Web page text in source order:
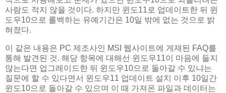
사람도 적지 않을 것이다. 하지만 윈도11로 업데이트한 뒤 윈
도우10으로 롤백하는 유예기간은 10일 밖에 없는 것으로 밝
혀졌다.
이 같은 내용은 PC 제조사인 MSI 웹사이트에 게재된 FAQ를
통해 발견된 것. 해당 항목에 대해선 윈도우11이 마음에 들지
않는다면 업그레이드한 뒤 윈도우10으로 돌아갈 수 있냐는
질문에 할 수 있다면서 윈도우11 업데이트 설치 이후 10일간
윈도10으로 돌아갈 수 있으며 이 때 가져온 파일과 데이터는